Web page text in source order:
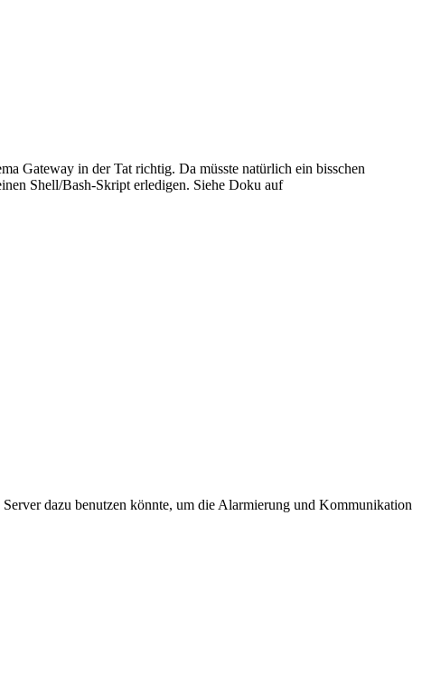
Gateway in der Tat richtig. Da müsste natürlich ein bisschen
Shell/Bash-Skript erledigen. Siehe Doku auf
dazu benutzen könnte, um die Alarmierung und Kommunikation